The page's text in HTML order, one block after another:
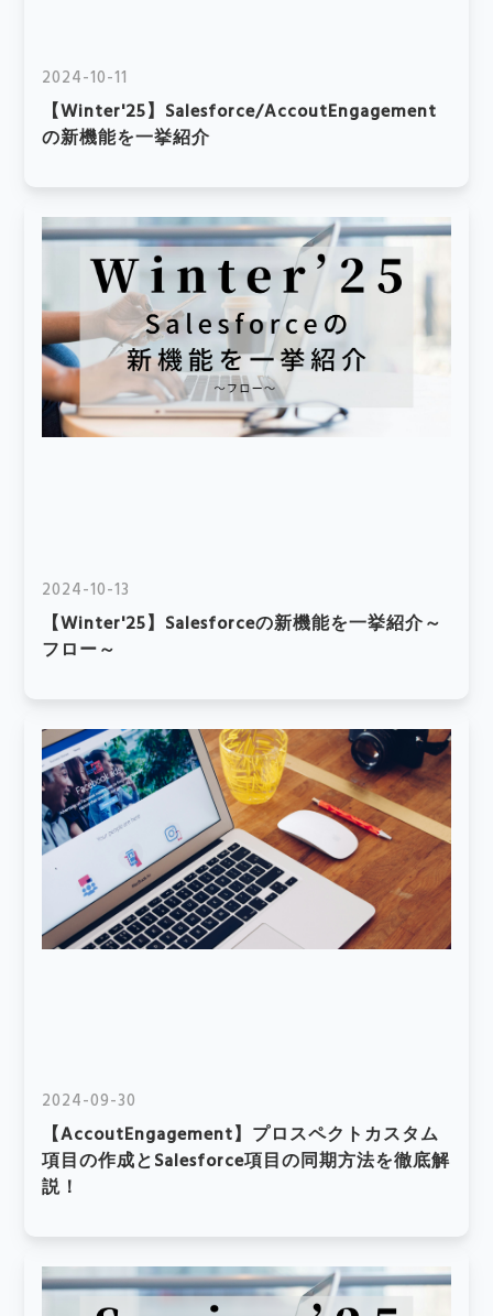
2024-10-11
【Winter'25】Salesforce/AccoutEngagement
の新機能を一挙紹介
2024-10-13
【Winter'25】Salesforceの新機能を一挙紹介～
フロー～
2024-09-30
【AccoutEngagement】プロスペクトカスタム
項目の作成とSalesforce項目の同期方法を徹底解
説！